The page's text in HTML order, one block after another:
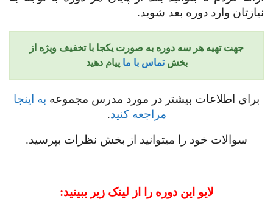
نیازتان وارد دوره بعد شوید.
جهت تهیه هر سه دوره به صورت یکجا با تخفیف ویژه از
بخشتماس با ما پیام دهید
برای اطلاعات بیشتر در مورد مدرس مجموعه به اینجا
مراجعه کنید.
سوالات خود را میتوانید از بخش نظرات بپرسید.
لایو این دوره را از لینک زیر ببینید: